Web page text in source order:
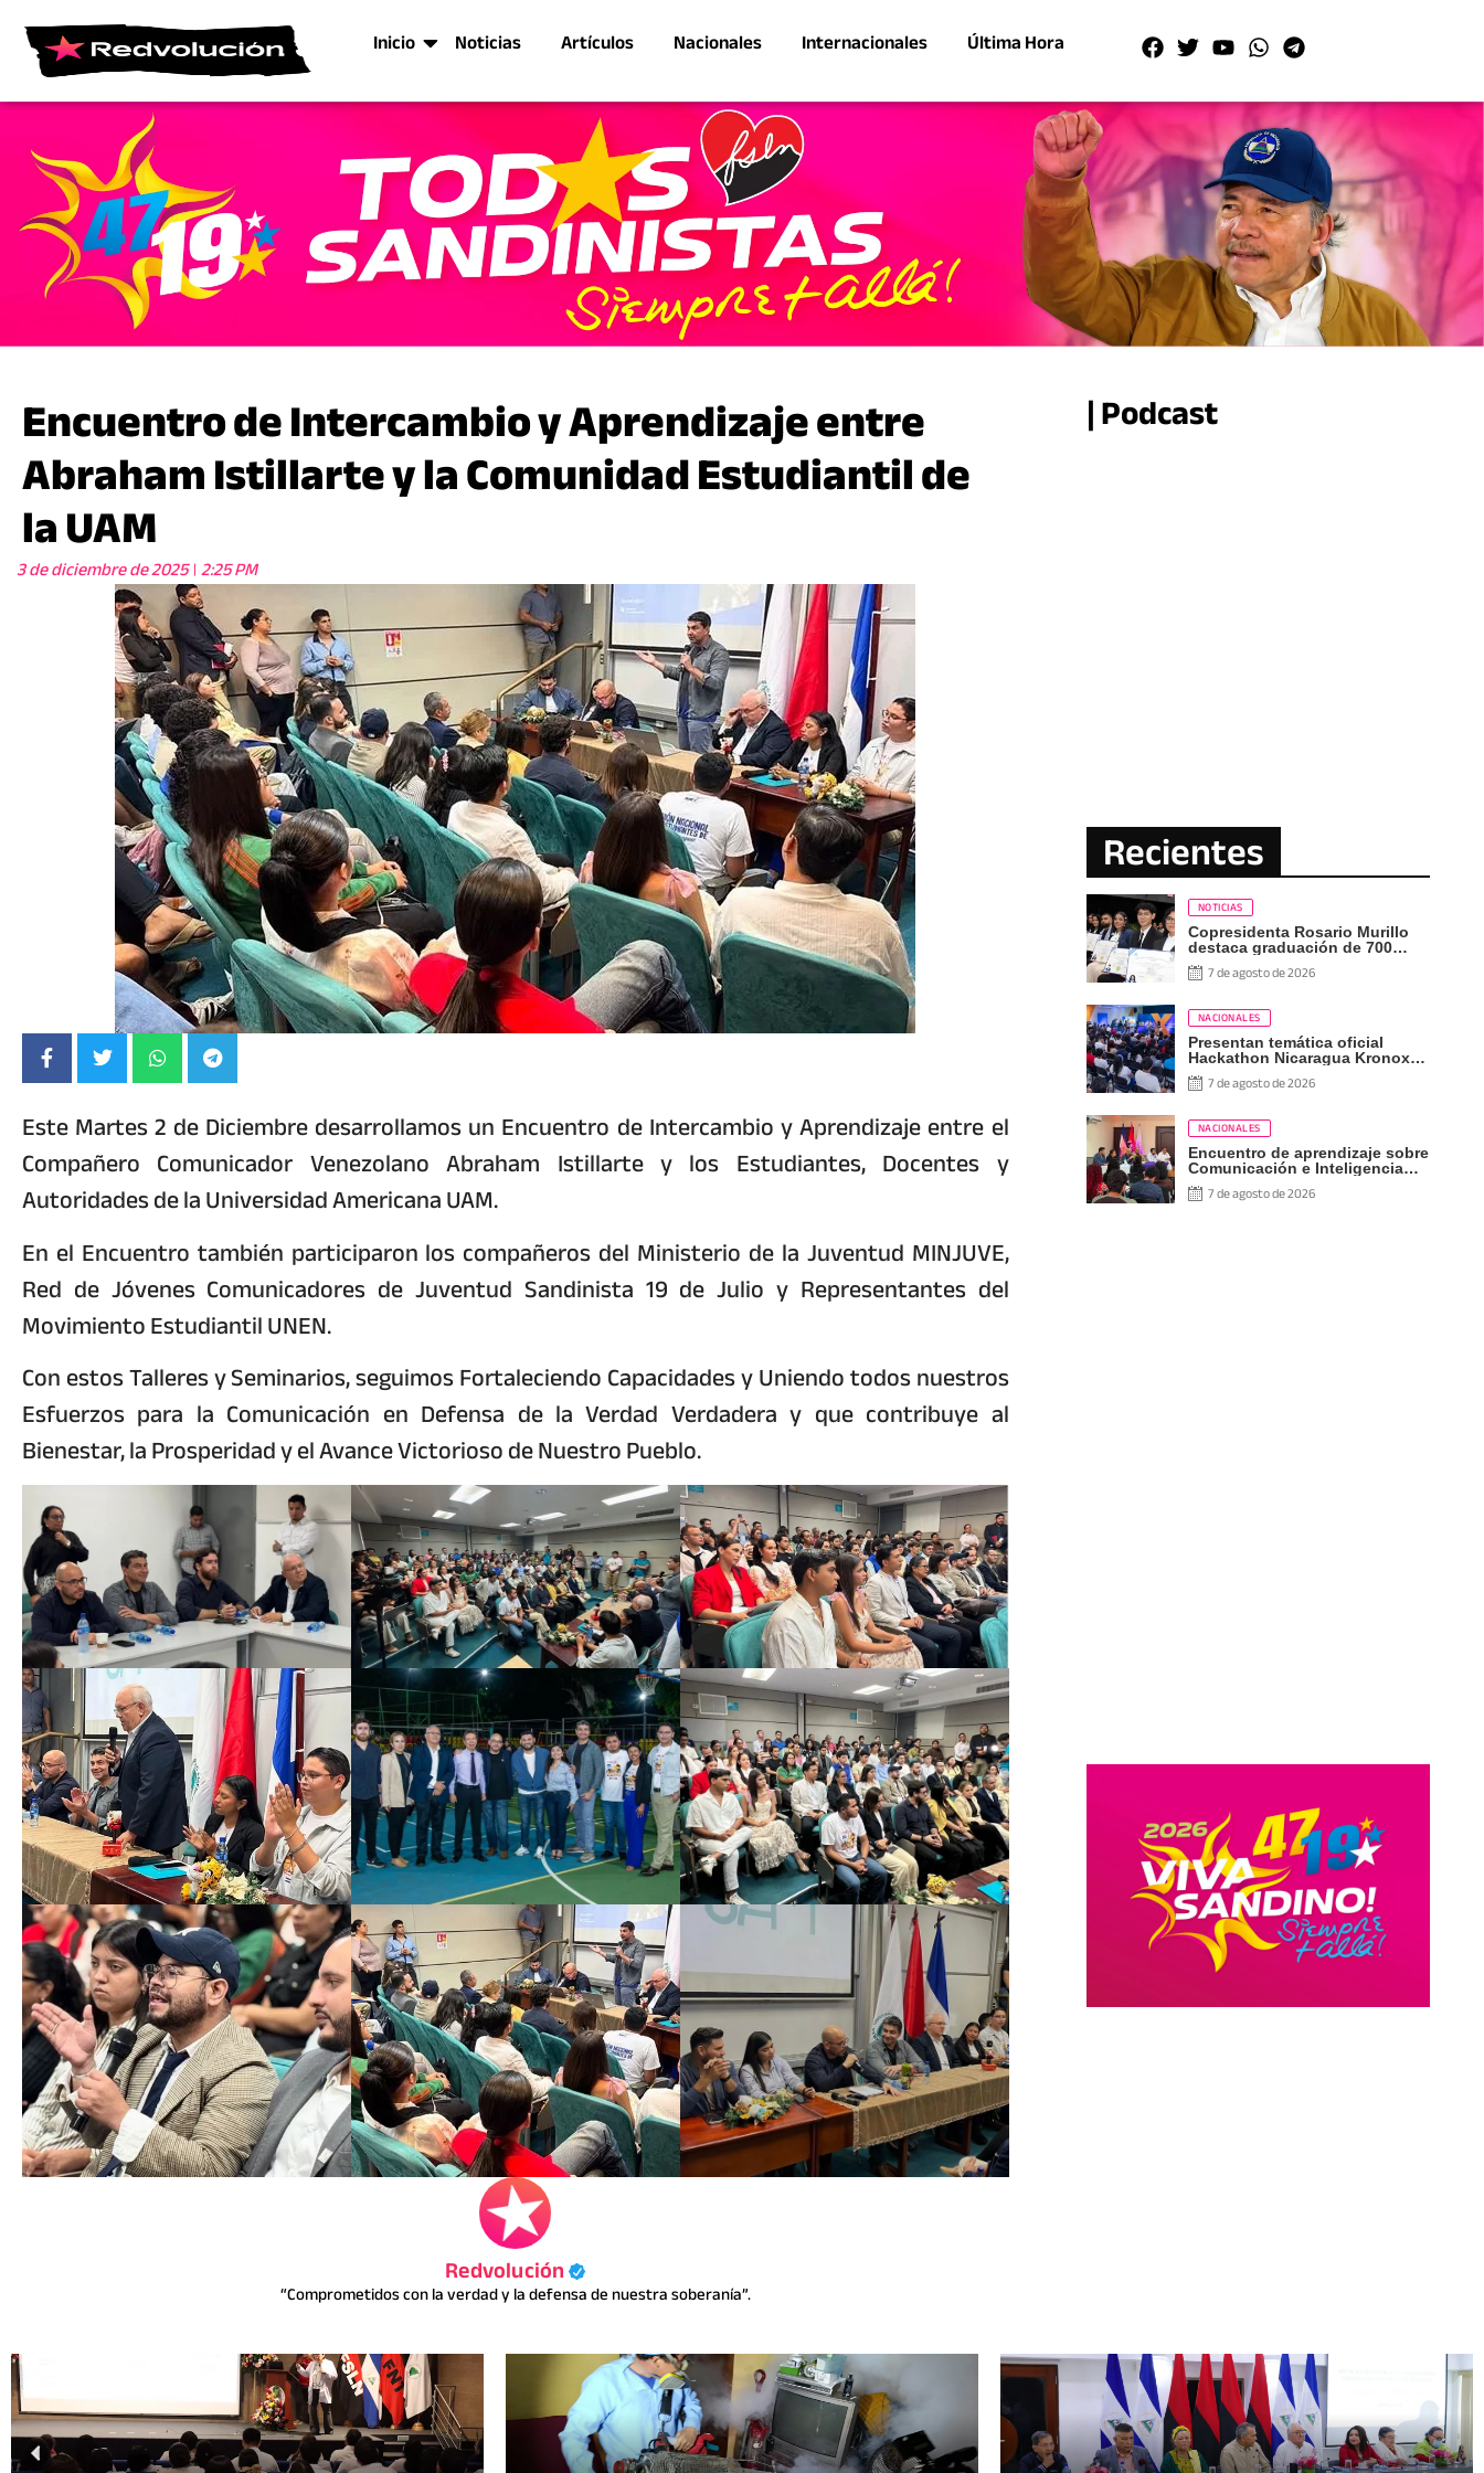
Inicio Noticias Artículos Nacionales Internacionales Última Hora
Encuentro de Intercambio y Aprendizaje entre
Abraham Istillarte y la Comunidad Estudiantil de
la UAM
3 de diciembre de 2025 2:25 PM
Este Martes 2 de Diciembre desarrollamos un Encuentro de Intercambio y Aprendizaje entre el
Compañero Comunicador Venezolano Abraham Istillarte y los Estudiantes, Docentes y
Autoridades de la Universidad Americana UAM.
En el Encuentro también participaron los compañeros del Ministerio de la Juventud MINJUVE,
Red de Jóvenes Comunicadores de Juventud Sandinista 19 de Julio y Representantes del
Movimiento Estudiantil UNEN.
Con estos Talleres y Seminarios, seguimos Fortaleciendo Capacidades y Uniendo todos nuestros
Esfuerzos para la Comunicación en Defensa de la Verdad Verdadera y que contribuye al
Bienestar, la Prosperidad y el Avance Victorioso de Nuestro Pueblo.
Redvolución
“Comprometidos con la verdad y la defensa de nuestra soberanía”.
| Podcast
Recientes
NOTICIAS
Copresidenta Rosario Murillo
destaca graduación de 700
nuevos profesionales Pueblo
Presidente
7 de agosto de 2026
NACIONALES
Presentan temática oficial
Hackathon Nicaragua Kronox
2026, 10 años ¡Siempre Más
Allá!7 de agosto de 2026
NACIONALES
Encuentro de aprendizaje sobre
Comunicación e Inteligencia
Artificial
7 de agosto de 2026